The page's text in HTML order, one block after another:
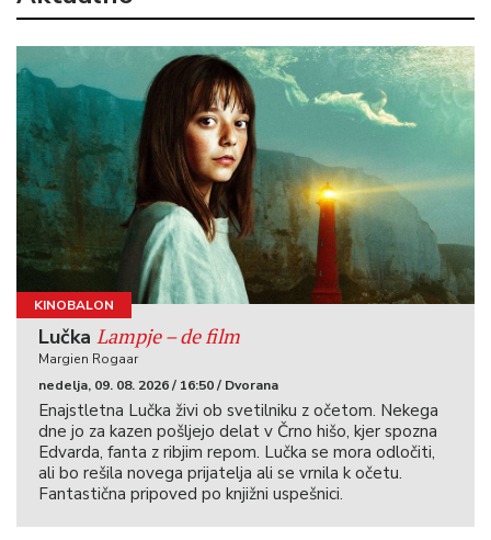
KINOBALON
Lučka Lampje – de film
Margien Rogaar
nedelja, 09. 08. 2026 / 16:50 / Dvorana
Enajstletna Lučka živi ob svetilniku z očetom. Nekega
dne jo za kazen pošljejo delat v Črno hišo, kjer spozna
Edvarda, fanta z ribjim repom. Lučka se mora odločiti,
ali bo rešila novega prijatelja ali se vrnila k očetu.
Fantastična pripoved po knjižni uspešnici.